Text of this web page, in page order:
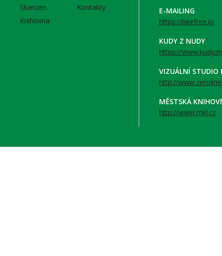
Skanzen
Knihovna
Kontakty
E-MAILING
https://beefree.io
KUDY Z NUDY
https://
VIZUÁLNÍ STUDIO
http://
MĚSTSKÁ
http://www.mkl.cz